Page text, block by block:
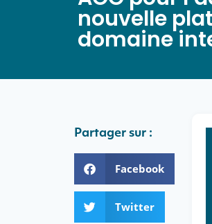
nouvelle
domaine
Partager sur :
Facebook
Twitter